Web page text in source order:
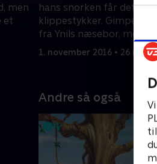
men
et
hans snorken får det til
klippestykker. Gimpe
fra Ynils næsebor, men
vække ham.
1. november 2016 • 26 min
Andre så også